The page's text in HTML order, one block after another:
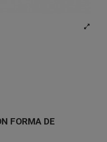
FORMA DE